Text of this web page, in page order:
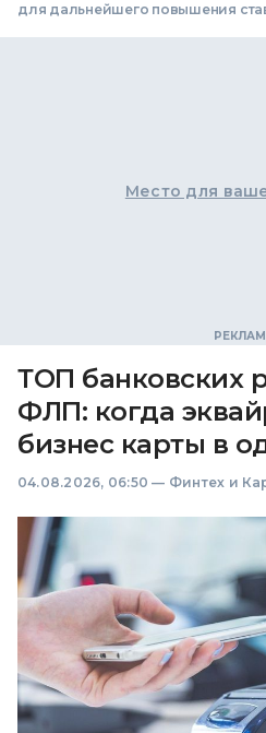
для дальнейшего повышения
Место для
ТОП банковских
ФЛП: когда
бизнес карты в
04.08.2026, 06:50 — Финтех и